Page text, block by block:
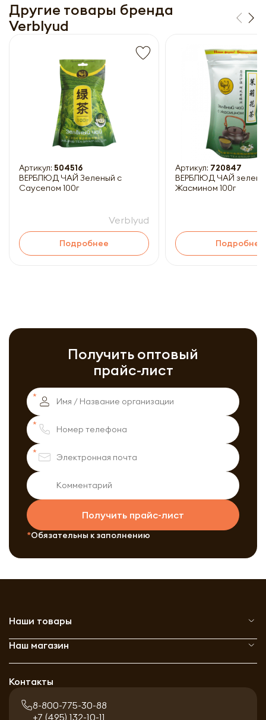
Другие товары бренда
Verblyud
Артикул: 504516
ВЕРБЛЮД ЧАЙ Зеленый с
Саусепом 100г
Verblyud
Подробнее
Артикул: 720847
ВЕРБЛЮД ЧАЙ
Жасмином 100г
Подробнее
Получить оптовый
прайс-лист
Получить прайс-лист
Обязательны к заполнению
Получить прайс-лист
Обязательны к заполнению
Наши товары
Наш магазин
Контакты
8-800-775-30-88
+7 (495) 132-10-11